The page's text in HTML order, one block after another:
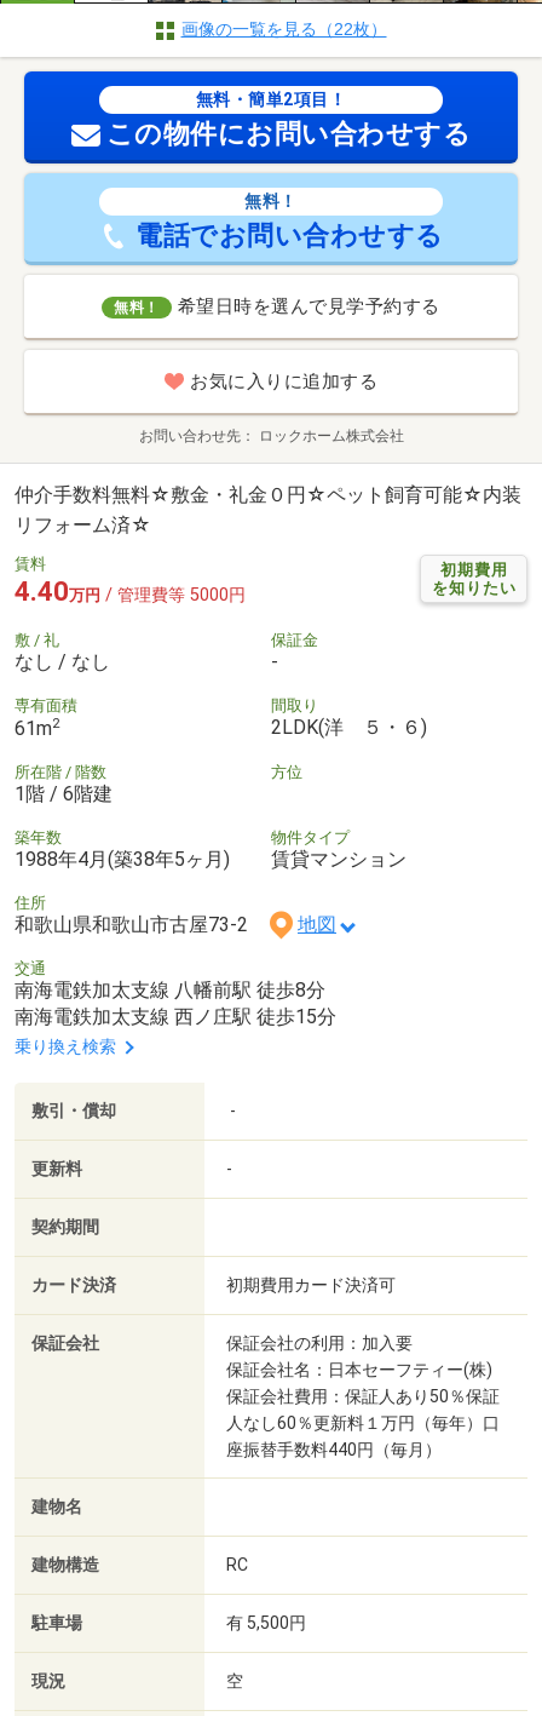
画像の一覧を見る（22枚）
無料・簡単2項目！
この物件にお問い合わせする
無料！
電話でお問い合わせする
無料！ 希望日時を選んで見学予約する
お気に入りに追加する
お問い合わせ先 ロックホーム株式会社
仲介手数料無料☆敷金・礼金０円☆ペット飼育可能☆内装
リフォーム済☆
初期費用
を知りたい
賃料
4.40万円 / 管理費等 5000円
敷 / 礼
なし / なし
保証金
-
専有面積
61m2
間取り
2LDK(洋 ５・６)
所在階 / 階数
1階 / 6階建
方位
築年数
1988年4月(築38年5ヶ月)
物件タイプ
賃貸マンション
住所
和歌山県和歌山市古屋73-2 地図
交通
南海電鉄加太支線 八幡前駅 徒歩8分
南海電鉄加太支線 西ノ庄駅 徒歩15分
乗り換え検索
敷引・償却 -
更新料 -
契約期間
カード決済 初期費用カード決済可
保証会社
保証会社の利用：加入要
保証会社名：日本セーフティー(株)
保証会社費用：保証人あり50％保証
人なし60％更新料１万円（毎年）口
座振替手数料440円（毎月）
建物名
建物構造 RC
駐車場 有 5,500円
現況 空